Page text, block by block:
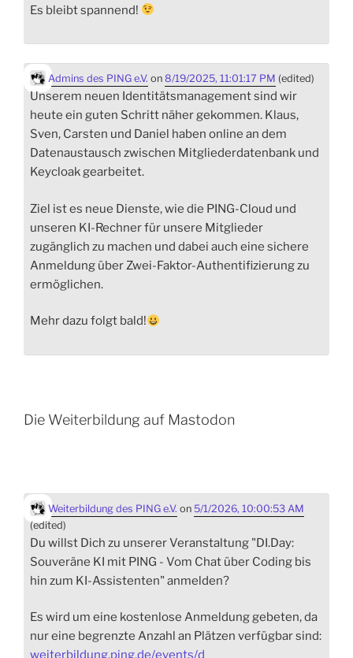
Es bleibt spannend!
Admins des PING e.V. on 8/19/2025, 11:01:17 PM (edited)
Unserem neuen Identitätsmanagement sind wir
heute ein guten Schritt näher gekommen. Klaus,
Sven, Carsten und Daniel haben online an dem
Datenaustausch zwischen Mitgliederdatenbank und
Keycloak gearbeitet.
Ziel ist es neue Dienste, wie die PING-Cloud und
unseren KI-Rechner für unsere Mitglieder
zugänglich zu machen und dabei auch eine sichere
Anmeldung über Zwei-Faktor-Authentifizierung zu
ermöglichen.
Mehr dazu folgt bald!
Die Weiterbildung auf Mastodon
Weiterbildung des PING e.V. on 5/1/2026, 10:00:53 AM
(edited)
Du willst Dich zu unserer Veranstaltung "DI.Day:
Souveräne KI mit PING - Vom Chat über Coding bis
hin zum KI-Assistenten" anmelden?
Es wird um eine kostenlose Anmeldung gebeten, da
nur eine begrenzte Anzahl an Plätzen verfügbar sind: